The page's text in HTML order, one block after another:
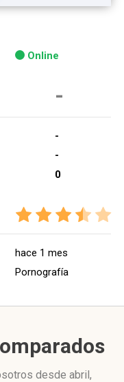
Online
-
-
-
0
hace 1 mes
Pornografía
desde abril,